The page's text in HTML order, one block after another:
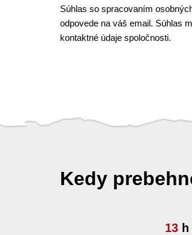
Súhlas so spracovaním
odpovede na váš email. Súhlas
kontaktné údaje spoločnosti.
Kedy
13 h